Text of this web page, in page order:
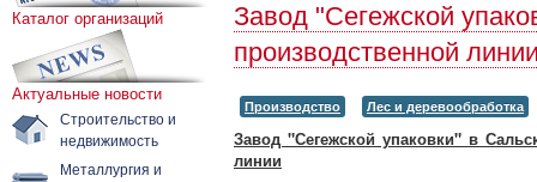
Каталог организаций
Актуальные новости
Строительство и
недвижимость
Металлургия и
Завод "Сегежской
производственной
Производство Лес и деревообработка
Завод "Сегежской упаковки" в
линии